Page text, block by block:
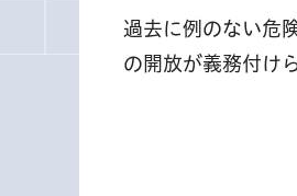
過去に例のない危
の開放が義務付け